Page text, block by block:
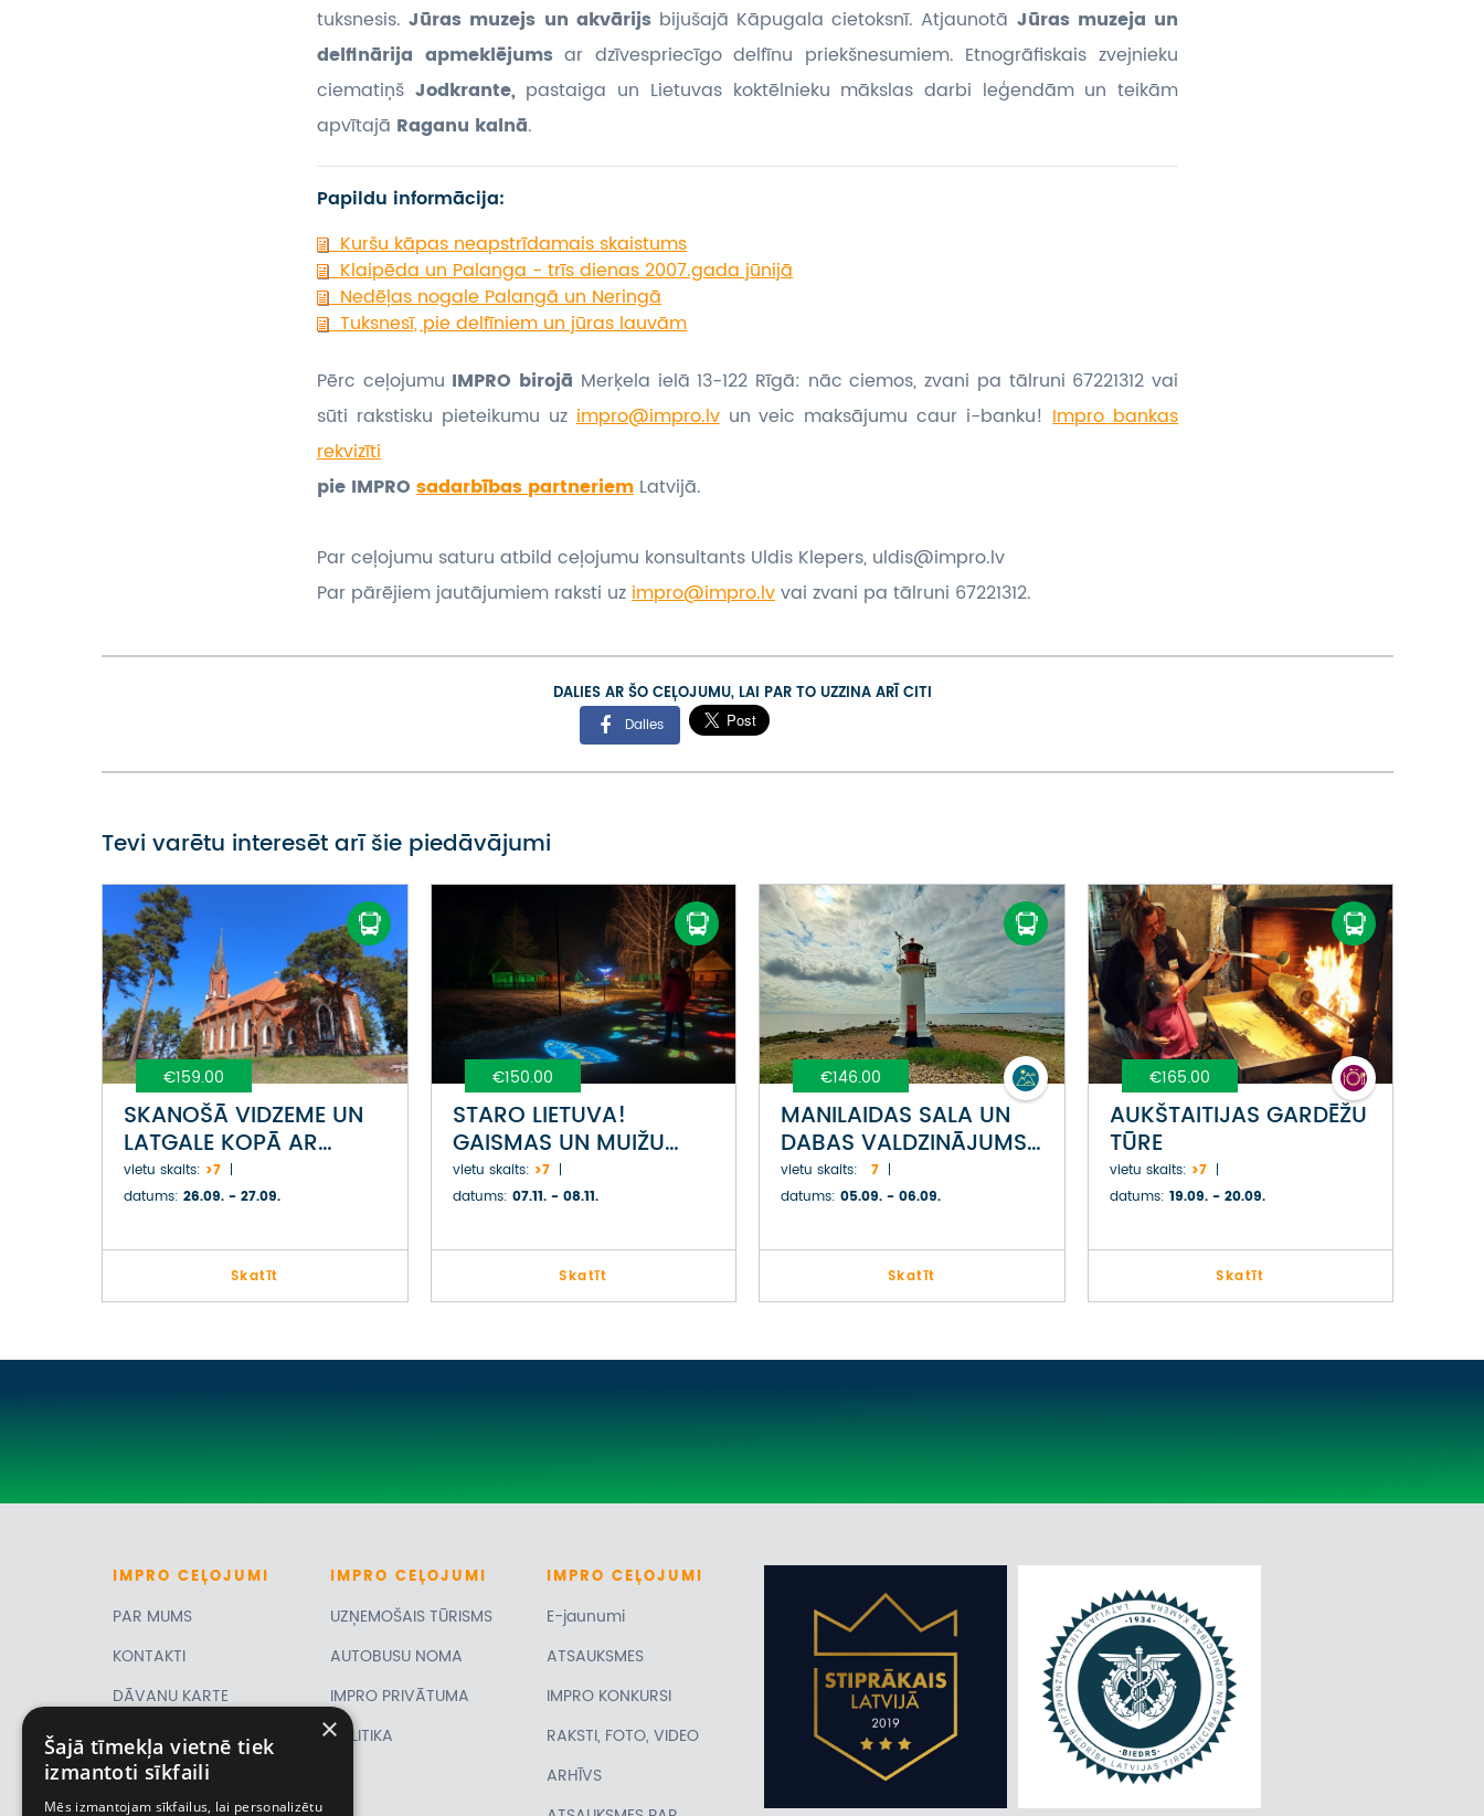
tuksnesis.Jūras muzejs un akvārijs bijušajā Kāpugala cietoksnī. Atjaunotā Jūras muzeja un
delfinārija apmeklējumsar dzīvespriecīgo delfīnu priekšnesumiem. Etnogrāfiskais zvejnieku
ciematiņš Jodkrante, pastaiga un Lietuvas koktēlnieku mākslas darbi leģendām un teikām
apvītajā Raganu kalnā.
Papildu informācija:
Kuršu kāpas neapstrīdamais skaistums
Klaipēda un Palanga - trīs dienas 2007.gada jūnijā
Nedēļas nogale Palangā un Neringā
Tuksnesī, pie delfīniem un jūras lauvām
Pērc ceļojumu IMPRO birojā Merķela ielā 13-122 Rīgā: nāc ciemos, zvani pa tālruni 67221312 vai
sūti rakstisku pieteikumu uzimpro@impro.lvun veic maksājumu caur i-banku!Impro bankas
rekvizīti
pie IMPRO sadarbības partneriem Latvijā.
Par ceļojumu saturu atbild ceļojumu konsultants Uldis Klepers, uldis@impro.lv
Par pārējiem jautājumiem raksti uzimpro@impro.lvvai zvani pa tālruni 67221312.
DALIES AR ŠO CEĻOJUMU, LAI PAR TO UZZINA ARĪ CITI
Dalies
Tevi varētu interesēt arī šie piedāvājumi
€159.00
SKANOŠĀ VIDZEME UN
LATGALE KOPĀ AR
ĒRĢELNIECI ILONU
BIRĢELI UN DZIEDĀTĀJU
vietu skaits: >7
datums: 26.09. - 27.09.
Skatīt
€150.00
STARO LIETUVA!
GAISMAS UN MUIŽU
CEĻŠ LIETUVĀ
vietu skaits: >7
datums: 07.11. - 08.11.
Skatīt
€146.00
MANILAIDAS SALA UN
DABAS VALDZINĀJUMS
PĒRNAVAS LĪČA
PIEKRASTĒ
vietu skaits:
7
datums: 05.09. - 06.09.
Skatīt
€165.00
AUKŠTAITIJAS GARDĒŽU
TŪRE
vietu skaits: >7
datums: 19.09. - 20.09.
Skatīt
IMPRO CEĻOJUMI
PAR MUMS
KONTAKTI
DĀVANU KARTE
PIRMSLĪGUMA
INFORMĀCIJA, KLIENTA
IMPRO CEĻOJUMI
UZŅEMOŠAIS TŪRISMS
AUTOBUSU NOMA
IMPRO PRIVĀTUMA
POLITIKA
IMPROCEĻOJUMI
E-jaunumi
ATSAUKSMES
IMPRO KONKURSI
RAKSTI, FOTO, VIDEO
ARHĪVS
×
Šajā tīmekļa vietnē tiek
izmantoti sīkfaili
Mēs izmantojam sīkfailus, lai personalizētu